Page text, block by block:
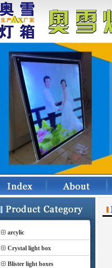
arcylic
Crystal light box
Blister light boxes